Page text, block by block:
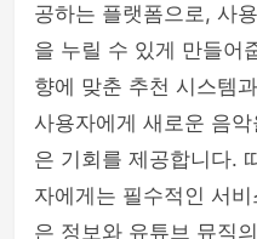
공하는 플랫폼으로, 사
을 누릴 수 있게 만들어
향에 맞춘 추천 시스템
사용자에게 새로운 음
은 기회를 제공합니다.
자에게는 필수적인 서
은 정보와 유튜브 뮤직